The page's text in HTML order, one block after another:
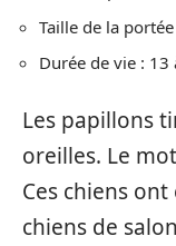
Taille de la
Durée de vie : 13
Les papillons
oreilles. Le
Ces chiens
chiens de